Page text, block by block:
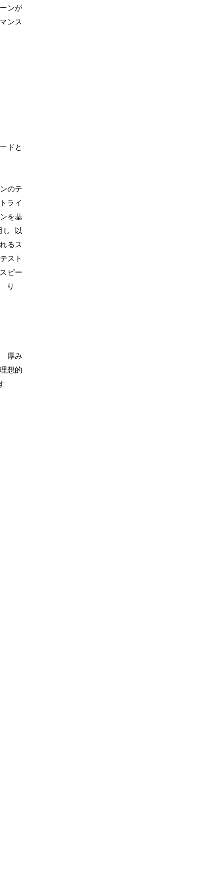
ンが
ンス
ドと
のテ
ライ
を基
し 以
るス
スト
ピー
り
厚み
想的